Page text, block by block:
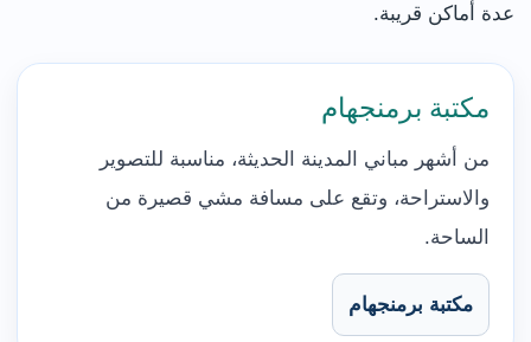
عدة أماكن قريبة.
مكتبة برمنجهام
من أشهر مباني المدينة الحديثة، مناسبة للتصوير
والاستراحة، وتقع على مسافة مشي قصيرة من
الساحة.
مكتبة برمنجهام